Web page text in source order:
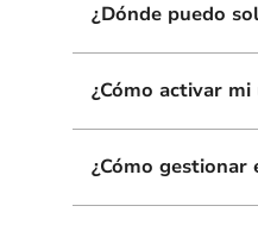
¿Dónde puedo
¿Cómo activar mi
¿Cómo gestionar